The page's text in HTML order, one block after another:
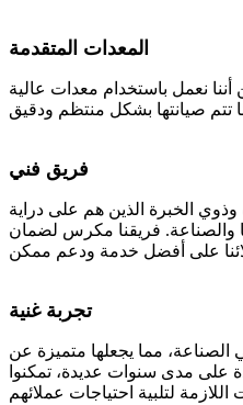
المعدات المتقدمة
أننا نعمل باستخدام معدات عالية
فريق فني
وذوي الخبرة الذين هم على دراية
والصناعة. فريقنا مكرس لضمان
تجربة غنية
الصناعة، مما يجعلها متميزة عن
على مدى سنوات عديدة، تمكنوا